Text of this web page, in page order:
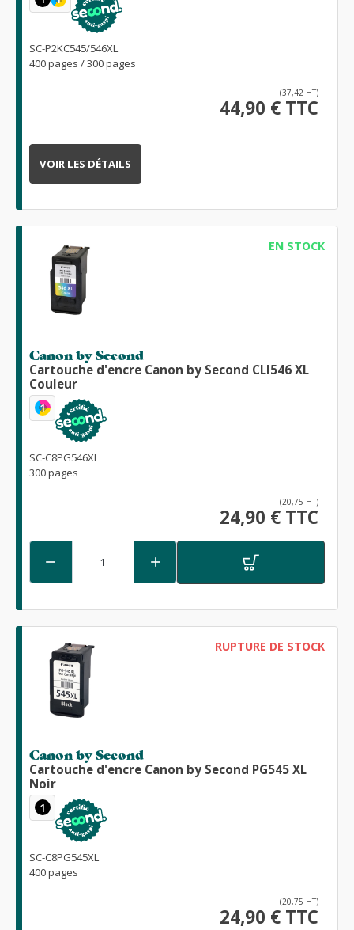
SC-P2KC545/546XL
400 pages / 300 pages
(37,42 HT)
44,90 € TTC
VOIR LES DÉTAILS
EN STOCK
Canon by Second
Cartouche d'encre Canon by Second CLI546 XL
Couleur
1
SC-C8PG546XL
300 pages
(20,75 HT)
24,90 € TTC
 
RUPTURE DE STOCK
Canon by Second
Cartouche d'encre Canon by Second PG545 XL
Noir
1
SC-C8PG545XL
400 pages
(20,75 HT)
24,90 € TTC